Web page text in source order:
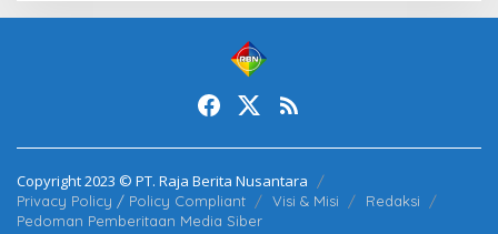
Copyright 2023 © PT. Raja Berita Nusantara
Privacy Policy / Policy Compliant Visi & Misi
Redaksi
Pedoman Pemberitaan Media Siber